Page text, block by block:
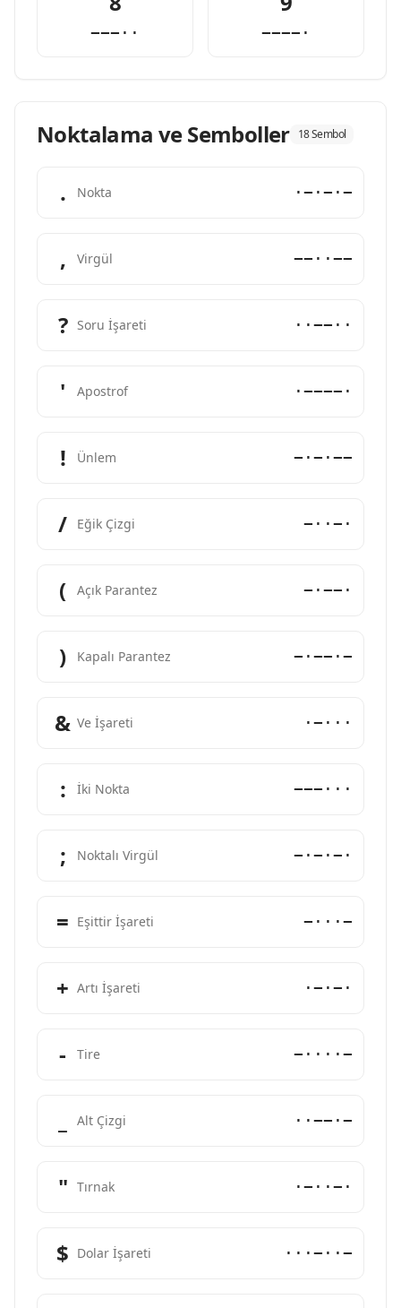
−−−·· −−−−·
Noktalama ve Semboller 18 Sembol
. Nokta ·−·−·−
, Virgül −−··−−
? Soru İşareti ··−−··
' Apostrof ·−−−−·
! Ünlem −·−·−−
/ Eğik Çizgi −··−·
( Açık Parantez −·−−·
) Kapalı Parantez −·−−·−
& Ve İşareti ·−···
: İki Nokta −−−···
; Noktalı Virgül −·−·−·
= Eşittir İşareti −···−
+ Artı İşareti ·−·−·
- Tire −····−
Alt Çizgi ··−−·−
" Tırnak ·−··−·
$ Dolar İşareti ···−··−